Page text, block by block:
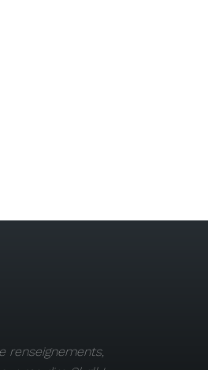
renseignements,